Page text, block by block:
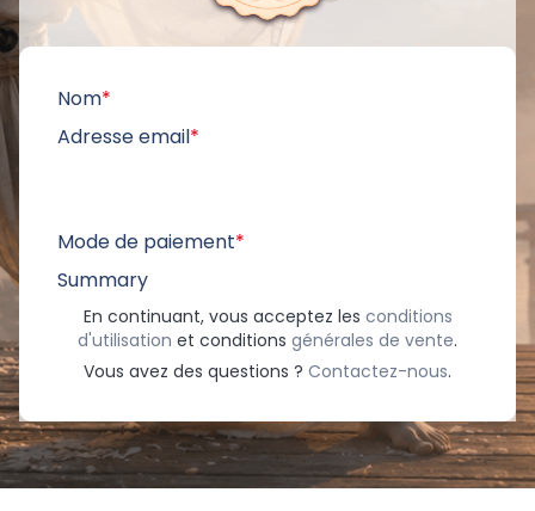
Nom*
Adresse email*
Mode de paiement*
Summary
En continuant, vous acceptez les conditions
d'utilisation et conditions générales de vente.
Vous avez des questions ? Contactez-nous.